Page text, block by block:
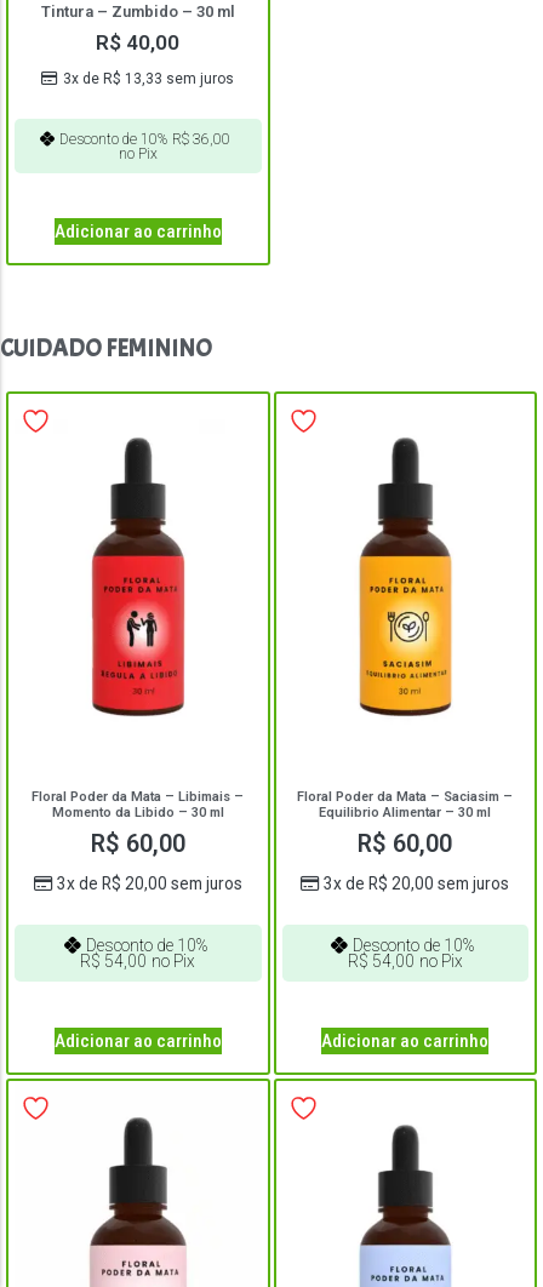
Tintura – Zumbido – 30 ml
R$ 40,00
3x de R$ 13,33 sem juros
Desconto de 10% R$ 36,00
no Pix
Adicionar ao carrinho
CUIDADO FEMININO
Floral Poder da Mata – Libimais –
Momento da Libido – 30 ml
R$ 60,00
3x de R$ 20,00 sem juros
Desconto de 10%
R$ 54,00 no Pix
Adicionar ao carrinho
Floral Poder da Mata – Saciasim –
Equilibrio Alimentar – 30 ml
R$ 60,00
3x de R$ 20,00 sem juros
Desconto de 10%
R$ 54,00 no Pix
Adicionar ao carrinho